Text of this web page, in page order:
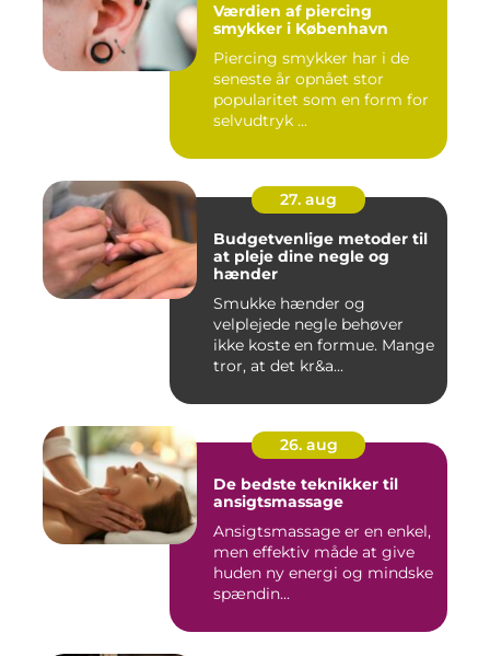
Værdien af piercing
smykker i København
Piercing smykker har i de
seneste år opnået stor
popularitet som en form for
selvudtryk ...
27. aug
Budgetvenlige metoder til
at pleje dine negle og
hænder
Smukke hænder og
velplejede negle behøver
ikke koste en formue. Mange
tror, at det kr&a...
26. aug
De bedste teknikker til
ansigtsmassage
Ansigtsmassage er en enkel,
men effektiv måde at give
huden ny energi og mindske
spændin...